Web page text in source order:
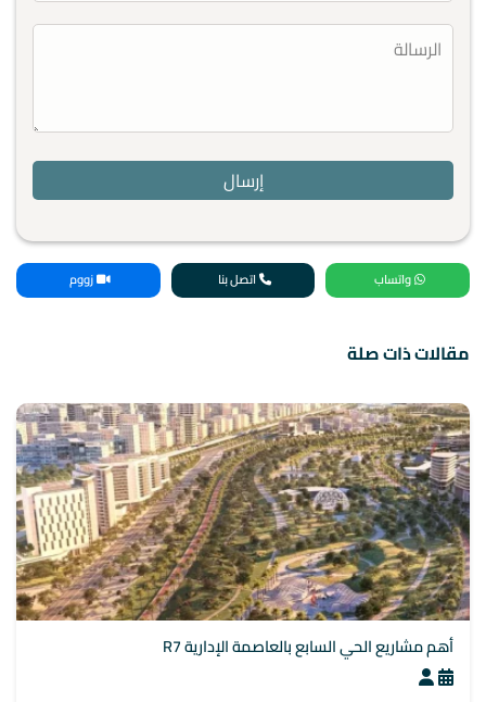
واتساب اتصل بنا زووم
مقالات ذات صلة
أهم مشاريع الحي السابع بالعاصمة الإدارية R7